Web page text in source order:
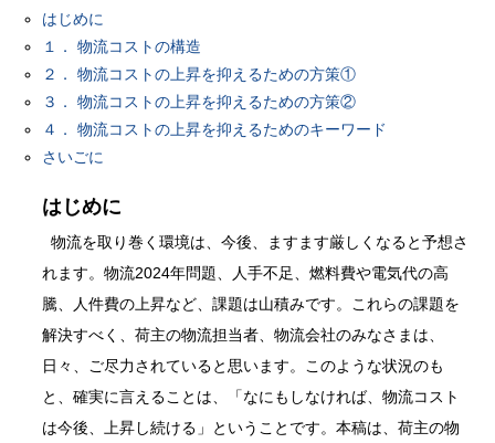
はじめに
１． 物流コストの構造
２． 物流コストの上昇を抑えるための方策①
３． 物流コストの上昇を抑えるための方策②
４． 物流コストの上昇を抑えるためのキーワード
さいごに
はじめに
物流を取り巻く環境は、今後、ますます厳しくなると予想さ
れます。物流2024年問題、人手不足、燃料費や電気代の高
騰、人件費の上昇など、課題は山積みです。これらの課題を
解決すべく、荷主の物流担当者、物流会社のみなさまは、
日々、ご尽力されていると思います。このような状況のも
と、確実に言えることは、「なにもしなければ、物流コスト
は今後、上昇し続ける」ということです。本稿は、荷主の物